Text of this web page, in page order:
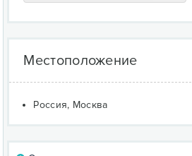
Местоположение
Россия, Москва